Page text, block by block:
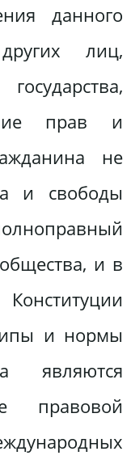
данного
лиц,
прав и
не
и свободы
и в
и нормы
являются
правовой